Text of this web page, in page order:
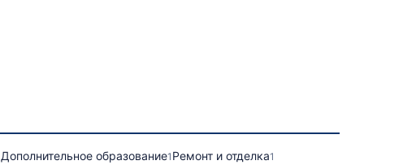
Дополнительное образование1 Ремонт и отделка1